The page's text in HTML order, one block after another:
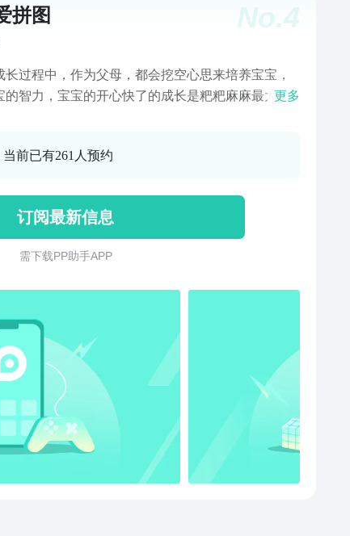
No.4
拼图
长过程中，作为父母，都会挖空心思来培养宝宝，
的智力，宝宝的开心快了的成长是粑粑麻麻最大的
，玩法简单。赶快和宝宝一起玩，开发宝宝智力
更多
当前已有261人预约
订阅最新信息
需 下 载 P P 助 手 A P P